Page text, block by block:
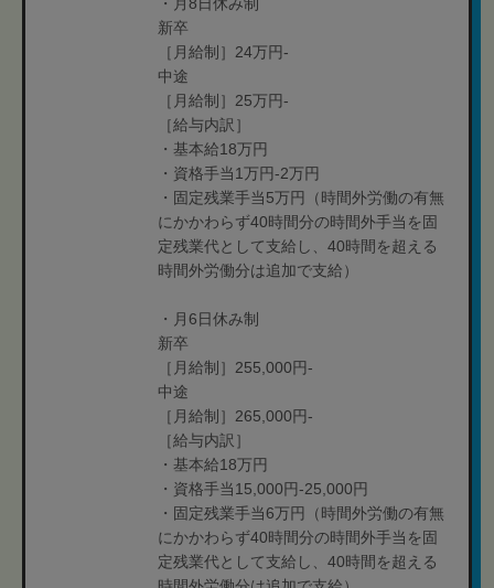
新卒
［月給制］24万円-
中途
［月給制］25万円-
［給与内訳］
・基本給18万円
・資格手当1万円-2万円
・固定残業手当5万円（時間外労働の有無
にかかわらず40時間分の時間外手当を固
定残業代として支給し、40時間を超える
時間外労働分は追加で支給）
・月6日休み制
新卒
［月給制］255,000円-
中途
［月給制］265,000円-
［給与内訳］
・基本給18万円
・資格手当15,000円-25,000円
・固定残業手当6万円（時間外労働の有無
にかかわらず40時間分の時間外手当を固
定残業代として支給し、40時間を超える